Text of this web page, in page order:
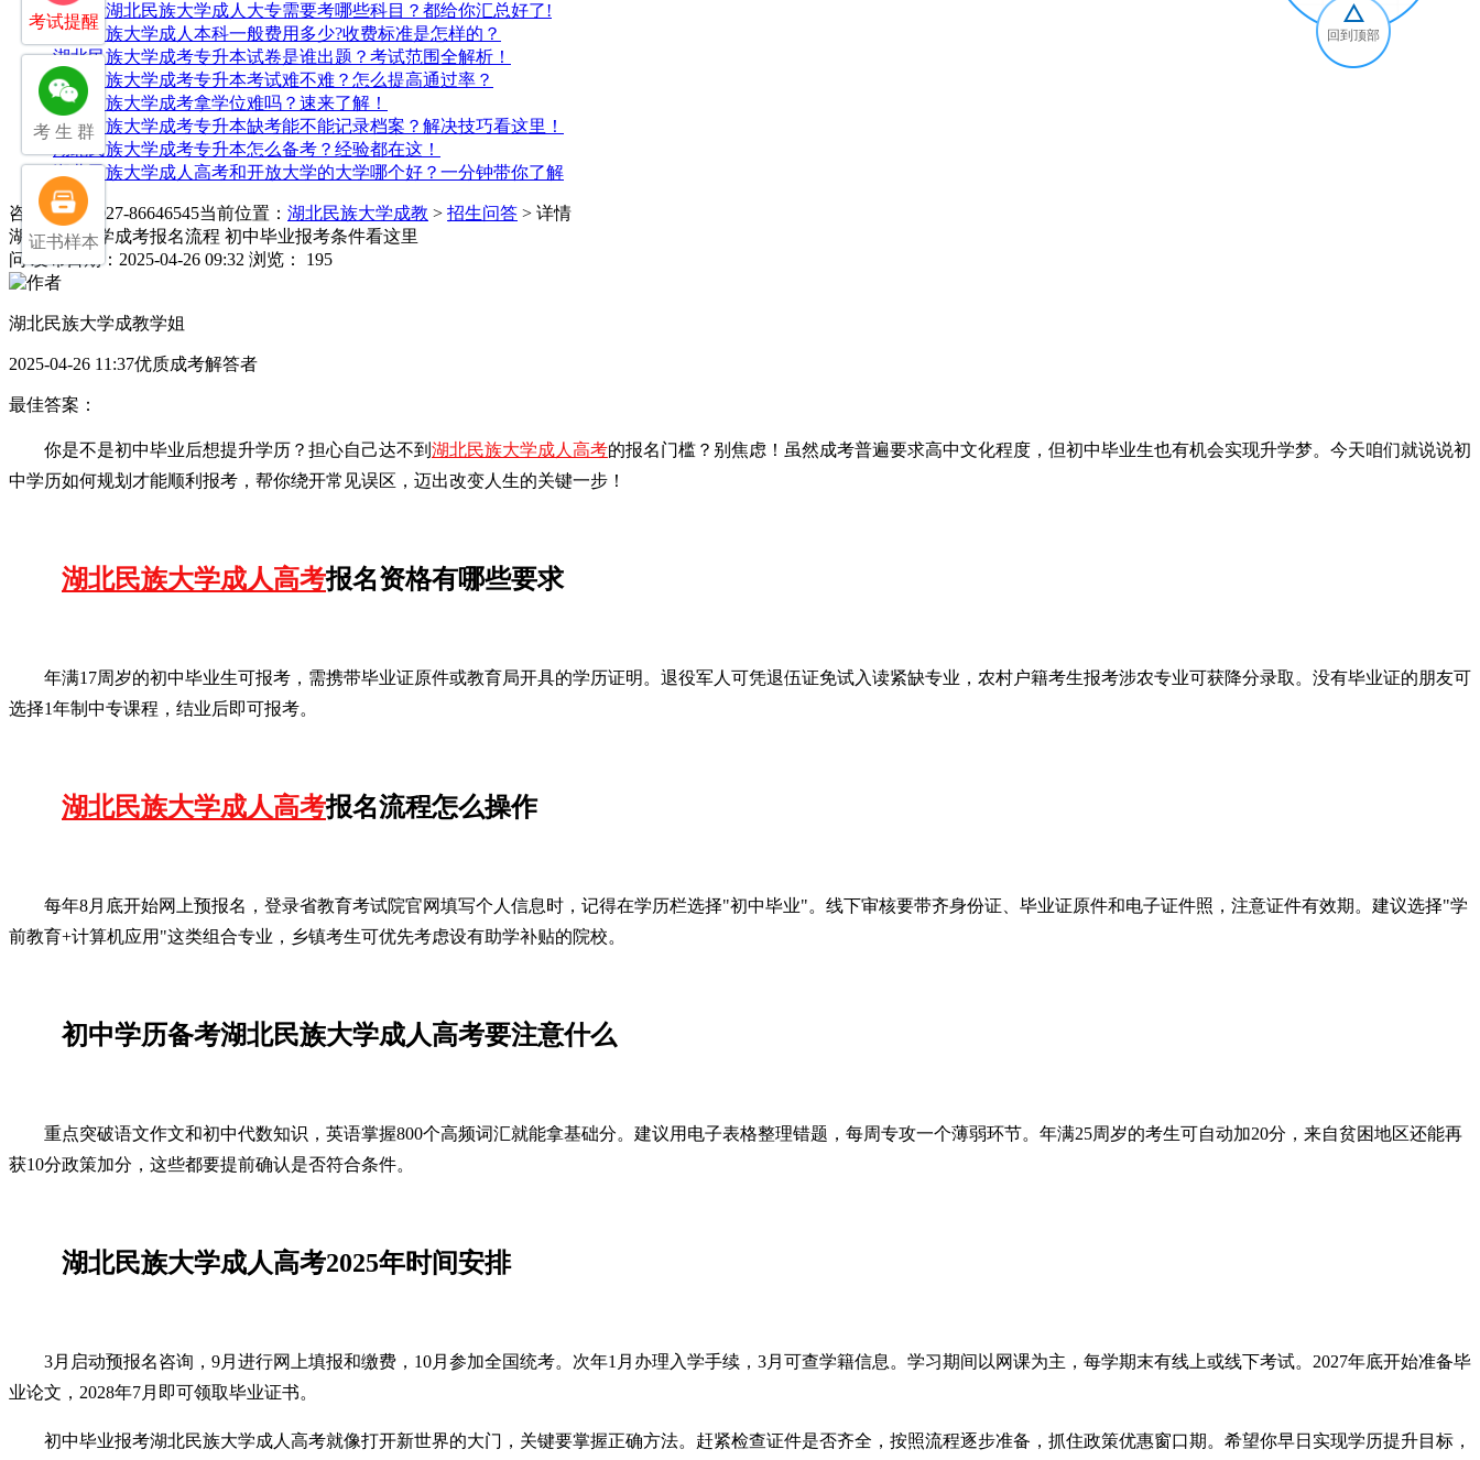
中专考湖北民族大学成人大专需要考哪些科目？都给你汇总好了!
湖北民族大学成人本科一般费用多少?收费标准是怎样的？
湖北民族大学成考专升本试卷是谁出题？考试范围全解析！
湖北民族大学成考专升本考试难不难？怎么提高通过率？
湖北民族大学成考拿学位难吗？速来了解！
湖北民族大学成考专升本缺考能不能记录档案？解决技巧看这里！
湖北民族大学成考专升本怎么备考？经验都在这！
湖北民族大学成人高考和开放大学的大学哪个好？一分钟带你了解
咨询电话：027-86646545当前位置： 湖北民族大学成教 > 招生问答 > 详情
湖北民族大学成考报名流程 初中毕业报考条件看这里
问 发布日期：2025-04-26 09:32 浏览： 195
湖北民族大学成教学姐
2025-04-26 11:37优质成考解答者
最佳答案：
你是不是初中毕业后想提升学历？担心自己达不到 湖北民族大学成人高考的报名门槛？别焦虑！虽然成考普遍要求高中文化程度，但初中毕业生也有机会实现升学梦。今天咱们就说说初
中学历如何规划才能顺利报考，帮你绕开常见误区，迈出改变人生的关键一步！
湖北民族大学成人高考报名资格有哪些要求
年满17周岁的初中毕业生可报考，需携带毕业证原件或教育局开具的学历证明。退役军人可凭退伍证免试入读紧缺专业，农村户籍考生报考涉农专业可获降分录取。没有毕业证的朋友可
选择1年制中专课程，结业后即可报考。
湖北民族大学成人高考报名流程怎么操作
每年8月底开始网上预报名，登录省教育考试院官网填写个人信息时，记得在学历栏选择"初中毕业"。线下审核要带齐身份证、毕业证原件和电子证件照，注意证件有效期。建议选择"学
前教育+计算机应用"这类组合专业，乡镇考生可优先考虑设有助学补贴的院校。
初中学历备考湖北民族大学成人高考要注意什么
重点突破语文作文和初中代数知识，英语掌握800个高频词汇就能拿基础分。建议用电子表格整理错题，每周专攻一个薄弱环节。年满25周岁的考生可自动加20分，来自贫困地区还能再
获10分政策加分，这些都要提前确认是否符合条件。
湖北民族大学成人高考2025年时间安排
3月启动预报名咨询，9月进行网上填报和缴费，10月参加全国统考。次年1月办理入学手续，3月可查学籍信息。学习期间以网课为主，每学期末有线上或线下考试。2027年底开始准备毕
业论文，2028年7月即可领取毕业证书。
初中毕业报考湖北民族大学成人高考就像打开新世界的大门，关键要掌握正确方法。赶紧检查证件是否齐全，按照流程逐步准备，抓住政策优惠窗口期。希望你早日实现学历提升目标，
考试提醒
考 生 群
证书样本
回到顶部